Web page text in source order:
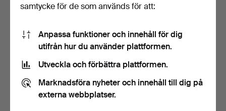
Triwa, Regal.
samtycke för de som används för att:
Anpassa funktioner och innehåll för dig
utifrån hur du använder plattformen.
Utveckla och förbättra plattformen.
Marknadsföra nyheter och innehåll till dig på
externa webbplatser.